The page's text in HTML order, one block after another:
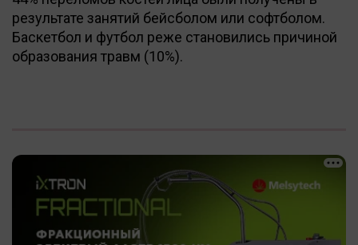
результате занятий бейсболом или софтболом.
Баскетбол и футбол реже становились причиной
образования травм (10%).